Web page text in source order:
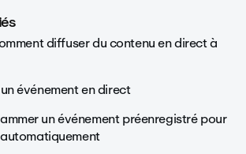
diffuser du contenu en direct à
événement en direct
un événement préenregistré pour